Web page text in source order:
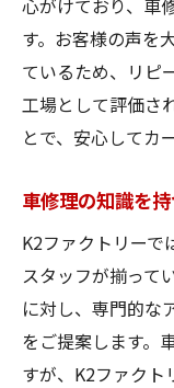
お客様
車修理
K2ファ
安心し
変革
車修理
お客様
オンラ
遠隔診
心がけており、車
す。お客様の声を
ているため、リピ
工場として評価さ
とで、安心してカ
車修理の知識を
K2ファクトリーで
スタッフが揃って
に対し、専門的な
をご提案します。
すが、K2ファクト